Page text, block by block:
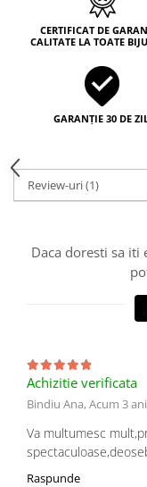
CERTIFICAT DE
CALITATE LA TOATE
GARANȚIE 30 DE
Review-uri(1)
Daca doresti sa iti
Achizitie verificata
Bindiu Ana,Acum 3 ani
Va multumesc
Raspunde